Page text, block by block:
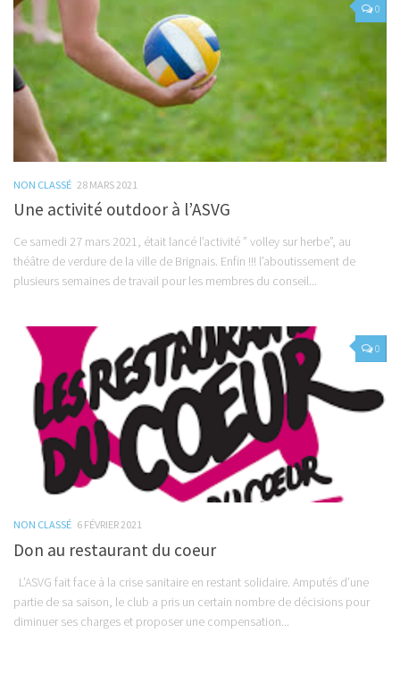
0
NON CLASSÉ 28 MARS 2021
Une activité outdoor à l’ASVG
Ce samedi 27 mars 2021, était lancé l’activité ” volley sur herbe”, au
théâtre de verdure de la ville de Brignais. Enfin !!! l’aboutissement de
plusieurs semaines de travail pour les membres du conseil...
0
NON CLASSÉ 6 FÉVRIER 2021
Don au restaurant du coeur
L’ASVG fait face à la crise sanitaire en restant solidaire. Amputés d’une
partie de sa saison, le club a pris un certain nombre de décisions pour
diminuer ses charges et proposer une compensation...